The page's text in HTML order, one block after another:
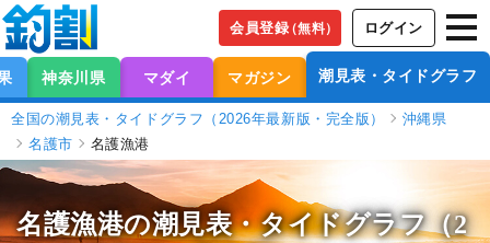
会員登録（無料） ログイン
神奈川県 マダイ マガジン 潮見表・タイドグラフ
全国の潮見表・タイドグラフ（2026年最新版・完全版）
沖縄県
名護市
名護漁港
名護漁港の潮見表・タイドグラフ（2